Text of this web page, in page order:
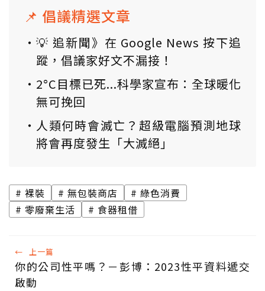
📌 倡議精選文章
💡 追新聞》在 Google News 按下追
蹤，倡議家好文不漏接！
2°C目標已死...科學家宣布：全球暖化
無可挽回
人類何時會滅亡？超級電腦預測地球
將會再度發生「大滅絕」
裸裝 無包裝商店
綠色消費
零廢棄生活
食器租借
← 上一篇
你的公司性平嗎？－彭博：2023性平資料遞交
啟動